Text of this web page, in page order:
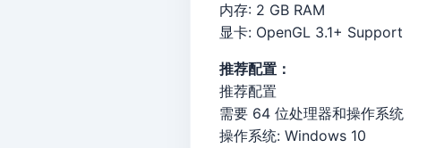
内存: 2 GB RAM
显卡: OpenGL 3.1+ Support
推荐配置：
推荐配置
需要 64 位处理器和操作系统
操作系统: Windows 10